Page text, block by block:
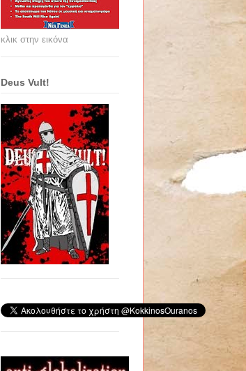
κλικ στην εικόνα
Deus Vult!